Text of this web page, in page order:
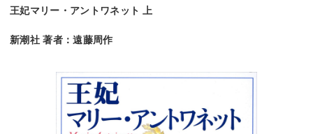
王妃マリー・アントワネット 上
新潮社 著者：遠藤周作